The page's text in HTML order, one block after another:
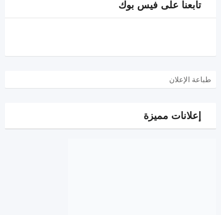
تابعنا على فيس بوك
طباعة الإعلان
إعلانات مميزة